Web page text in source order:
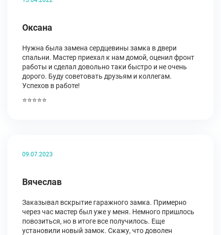
Оксана
Нужна была замена сердцевины замка в двери
спальни. Мастер приехал к нам домой, оценил фронт
работы и сделал довольно таки быстро и не очень
дорого. Буду советовать друзьям и коллегам.
Успехов в работе!
⭐⭐⭐⭐⭐
09.07.2023
Вячеслав
Заказывал вскрытие гаражного замка. Примерно
через час мастер был уже у меня. Немного пришлось
повозиться, но в итоге все получилось. Еще
установили новый замок. Скажу, что доволен